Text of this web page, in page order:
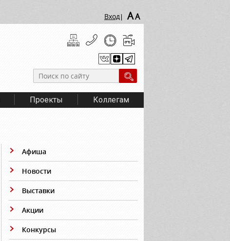
Вход| AA
Проекты Коллегам
Афиша
Новости
Выставки
Акции
Конкурсы